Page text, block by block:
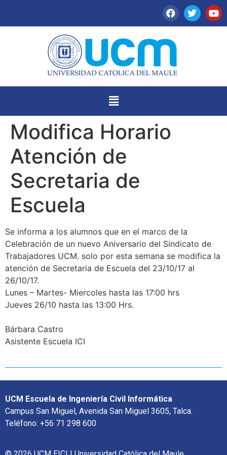
Modifica Horario
Atención de
Secretaria de
Escuela
Se informa a los alumnos que en el marco de la
Celebración de un nuevo Aniversario del Sindicato de
Trabajadores UCM. solo por esta semana se modifica la
atención de Secretaria de Escuela del 23/10/17 al
26/10/17.
Lunes – Martes- Miercoles hasta las 17:00 hrs
Jueves 26/10 hasta las 13:00 Hrs.
Bárbara Castro
Asistente Escuela ICI
UCM Escuela de Ingeniería Civil Informática
Campus San Miguel, Avenida San Miguel 3605, Talca.
Teléfono: +56 71 298 600